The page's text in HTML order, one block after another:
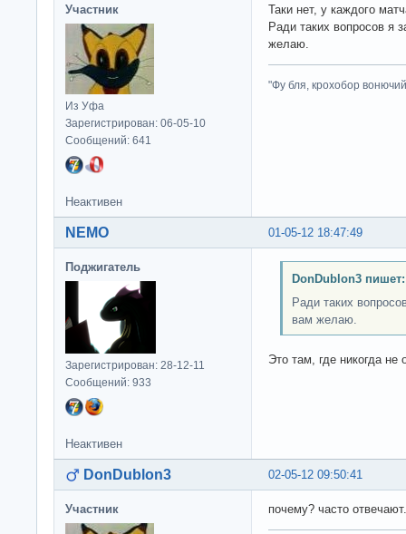
Участник
Из Уфа
Зарегистрирован: 06-05-10
Сообщений: 641
Таки нет, у каждого
Ради таких вопросов я
желаю.
"Фу бля, крохобор
Неактивен
01-05-12 18:47:49
NEMO
Поджигатель
Зарегистрирован: 28-12-11
Сообщений: 933
DonDublon3 пишет:
Ради таких
вам желаю.
Это там, где никогда не
Неактивен
02-05-12 09:50:41
DonDublon3
Участник почему? часто отвечают.